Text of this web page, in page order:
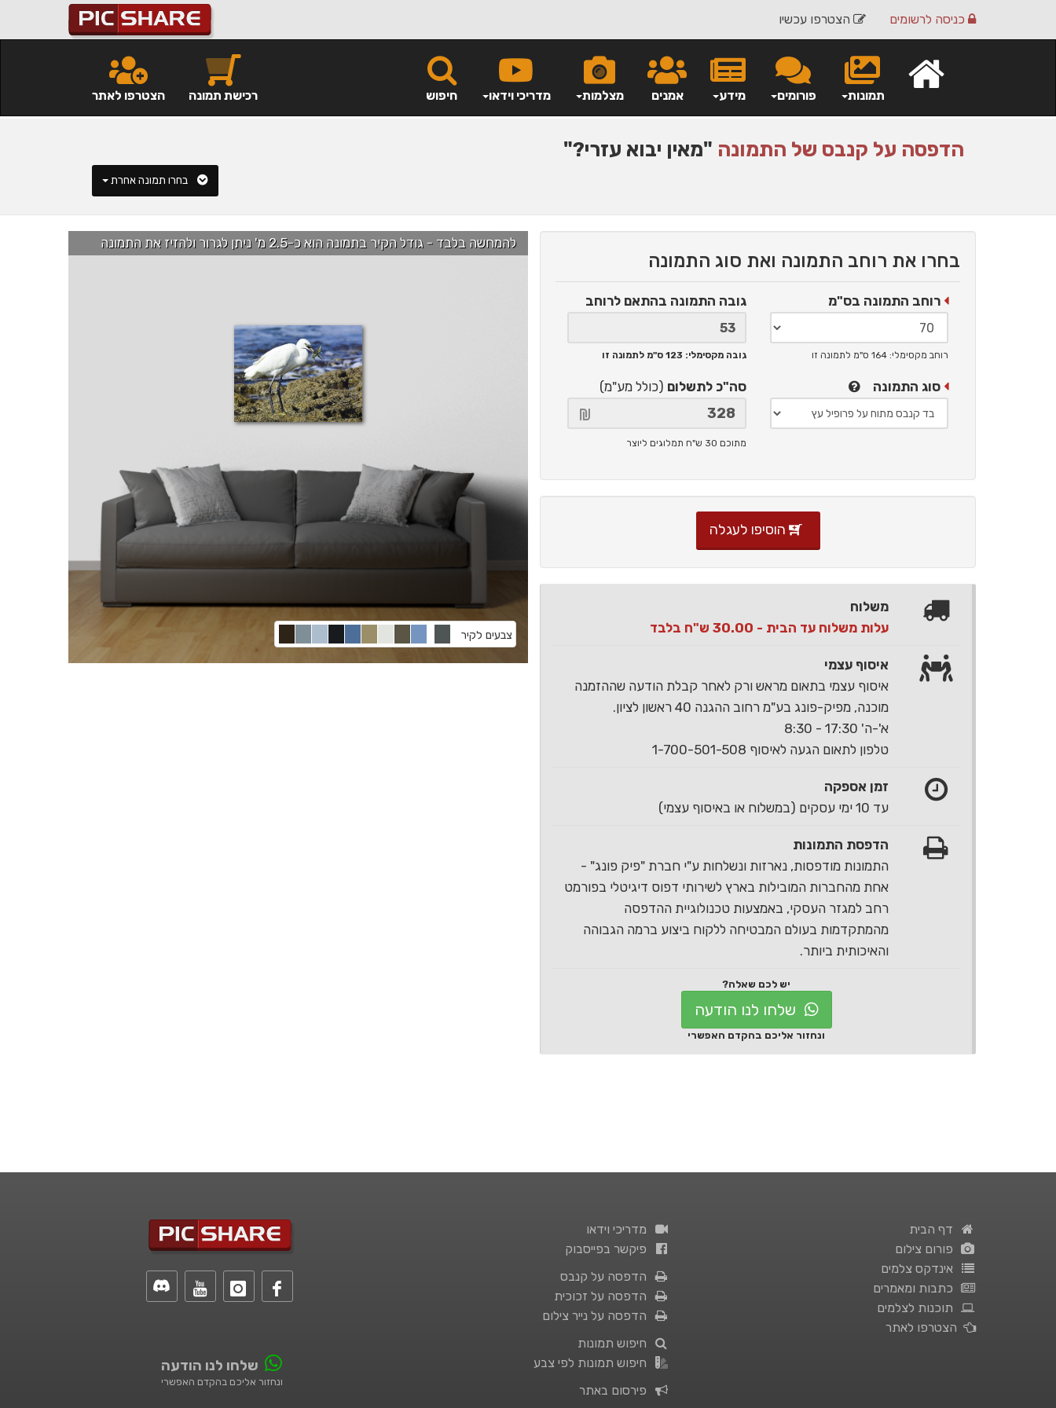
הצטרפו עכשיו כניסה לרשומים
חיפוש מדריכי וידאו מצלמות אמנים מידע פורומים תמונות הצטרפו לאתר רכישת תמונה
הדפסה על קנבס של התמונה "מאין יבוא עזרי?"
להמחשה בלבד - גודל הקיר בתמונה הוא כ-2.5 מ' ניתן לגרור ולהזיז את התמונה
צבעים לקיר
בחרו את רוחב התמונה ואת סוג התמונה
רוחב התמונה בס"מ
רוחב מקסימלי: 164 ס"מ לתמונה זו
גובה התמונה בהתאם לרוחב
גובה מקסימלי: 123 ס"מ לתמונה זו
סוג התמונה סה"כ לתשלום (כולל מע"מ)
מתוכם 30 ש"ח תמלוגים ליוצר
הוסיפו לעגלה
משלוח
עלות משלוח עד הבית - 30.00 ש"ח בלבד
איסוף עצמי
איסוף עצמי בתאום מראש ורק לאחר קבלת הודעה שההזמנה
מוכנה, מפיק-פונג בע"מ רחוב ההגנה 40 ראשון לציון.
א'-ה' 17:30 - 8:30
טלפון לתאום הגעה לאיסוף 1-700-501-508
זמן אספקה
עד 10 ימי עסקים (במשלוח או באיסוף עצמי)
הדפסת התמונות
התמונות מודפסות, נארזות ונשלחות ע"י חברת "פיק פונג" -
אחת מהחברות המובילות בארץ לשירותי דפוס דיגיטלי בפורמט
רחב למגזר העסקי, באמצעות טכנולוגיית ההדפסה
מהמתקדמות בעולם המבטיחה ללקוח ביצוע ברמה הגבוהה
והאיכותית ביותר.
יש לכם שאלה?
שלחו לנו הודעה
ונחזור אליכם בהקדם האפשרי
שלחו לנו הודעה
ונחזור אליכם בהקדם האפשרי
מדריכי וידאו
פיקשר בפייסבוק
הדפסה על קנבס
הדפסה על זכוכית
הדפסה על נייר צילום
חיפוש תמונות
חיפוש תמונות לפי צבע
פירסום באתר
דף הבית
פורום צילום
אינדקס צלמים
כתבות ומאמרים
תוכנות לצלמים
הצטרפו לאתר